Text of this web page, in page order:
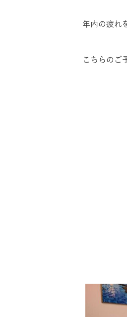
年内の疲れ
こちらのご